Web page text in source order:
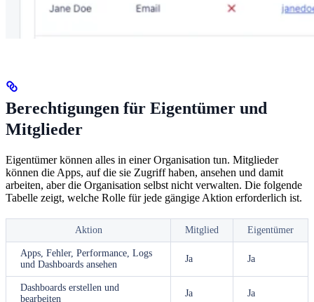
Berechtigungen für Eigentümer und
Mitglieder
Eigentümer können alles in einer Organisation tun. Mitglieder
können die Apps, auf die sie Zugriff haben, ansehen und damit
arbeiten, aber die Organisation selbst nicht verwalten. Die folgende
Tabelle zeigt, welche Rolle für jede gängige Aktion erforderlich ist.
Aktion Mitglied Eigentümer
Apps, Fehler, Performance, Logs
und Dashboards ansehen
Ja Ja
Dashboards erstellen und
bearbeiten
Ja Ja